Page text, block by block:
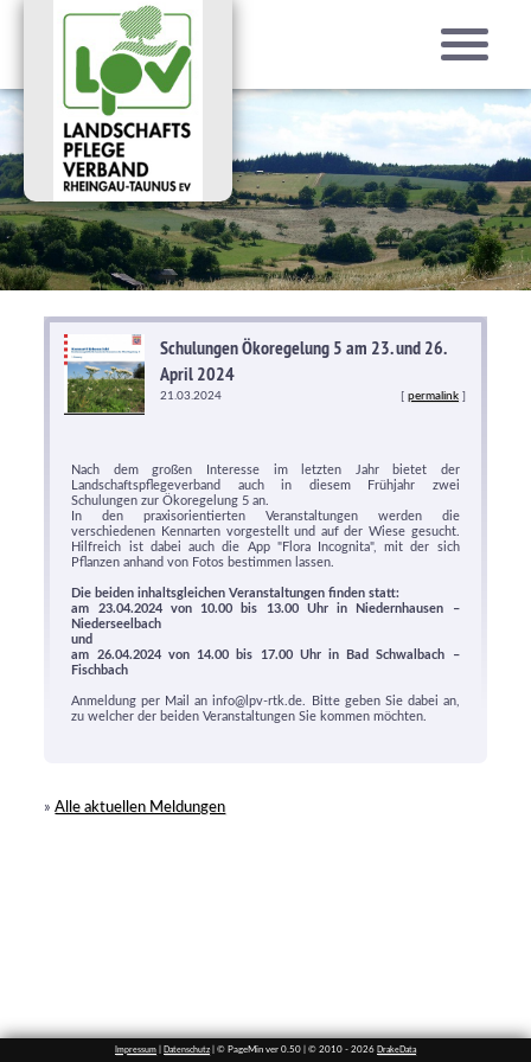
Schulungen Ökoregelung 5 am 23. und 26.
April 2024
[permalink ]
21.03.2024
Nach dem großen Interesse im letzten Jahr bietet der
Landschaftspflegeverband auch in diesem Frühjahr zwei
Schulungen zur Ökoregelung 5 an.
In den praxisorientierten Veranstaltungen werden die
verschiedenen Kennarten vorgestellt und auf der Wiese gesucht.
Hilfreich ist dabei auch die App "Flora Incognita", mit der sich
Pflanzen anhand von Fotos bestimmen lassen.
Die beiden inhaltsgleichen Veranstaltungen finden statt:
am 23.04.2024 von 10.00 bis 13.00 Uhr in Niedernhausen –
Niederseelbach
und
am 26.04.2024 von 14.00 bis 17.00 Uhr in Bad Schwalbach –
Fischbach
Anmeldung per Mail an info@lpv-rtk.de. Bitte geben Sie dabei an,
zu welcher der beiden Veranstaltungen Sie kommen möchten.
»Alle aktuellen Meldungen
Impressum Datenschutz| © PageMin ver 0.50 | © 2010 - 2026 DrakeData